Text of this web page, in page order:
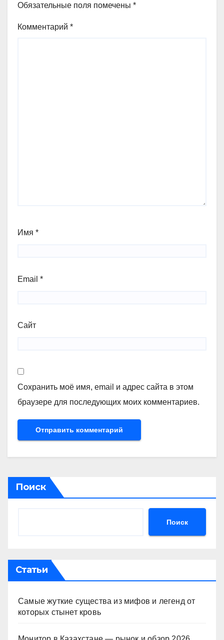
Обязательные поля помечены *
Комментарий *
Имя *
Email *
Сайт
Сохранить моё имя, email и адрес сайта в этом
браузере для последующих моих комментариев.
Поиск
Поиск
Статьи
Самые жуткие существа из мифов и легенд от
которых стынет кровь